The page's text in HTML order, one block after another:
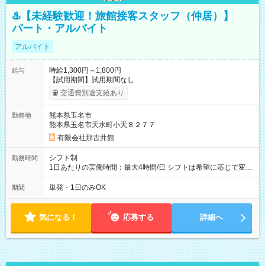
♨️【未経験歓迎！旅館接客スタッフ（仲居）】
パート・アルバイト
アルバイト
給与
時給1,300円～1,800円
【試用期間】試用期間なし
交通費別途支給あり
勤務地
熊本県玉名市
熊本県玉名市天水町小天８２７７
有限会社那古井館
勤務時間
シフト制
1日あたりの実働時間：最大4時間/日 シフトは希望に応じて変更
します。
期間 単発・1日のみOK
気になる！ 応募する 詳細へ